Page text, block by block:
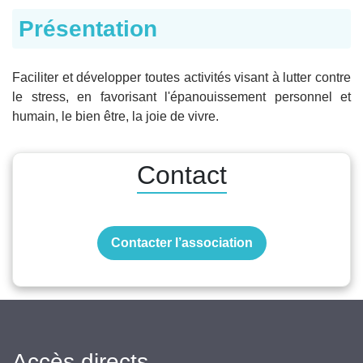
Présentation
Faciliter et développer toutes activités visant à lutter contre
le stress, en favorisant l'épanouissement personnel et
humain, le bien être, la joie de vivre.
Contact
Contacter l’association